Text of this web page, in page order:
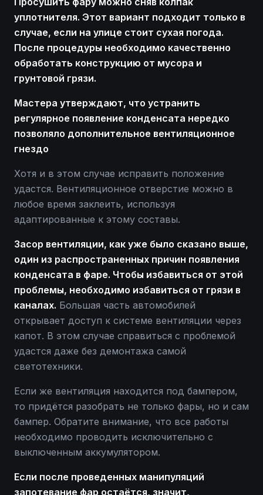
уплотнителя. Этот вариант подходит только в
случае, если на улице стоит сухая погода.
После процедуры необходимо качественно
обработать конструкцию от мусора и
грунтовой грязи.
Мастера утверждают, что устранить
регулярное появление конденсата нередко
позволяло дополнительное вентиляционное
гнездо
Хотя и в этом случае исправить положение
удастся. Вентиляционное отверстие можно в
любое время заклеить, используя
адаптированные к этому составы.
Засор вентиляции, как уже было сказано выше,
один из распространенных причин появления
конденсата в фаре. Чтобы избавиться от этой
проблемы, необходимо избавиться от грязи в
каналах. Большая часть автомобилей
открывает доступ к системе вентиляции через
капот. В этом случае справиться с проблемой
удастся даже без демонтажа самой
светотехники.
Если же вентиляция находится под бампером,
то придётся разобрать не только фары, но и сам
бампер. Обратите внимание, что все работы
необходимо проводить исключительно с
выключенным аккумулятором.
Если после проведенных манипуляций
запотевание фар остаётся, значит,